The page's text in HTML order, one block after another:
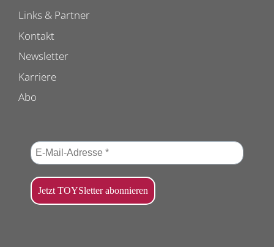
Links & Partner
Kontakt
Newsletter
Karriere
Abo